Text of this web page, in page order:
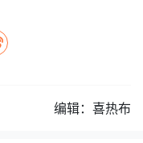
编辑：喜热布